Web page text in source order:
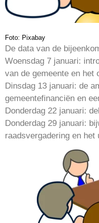
Foto: Pixabay
De data van de
Woensdag 7 januari:
van de gemeente en het
Dinsdag 13 januari: de
gemeentefinanciën en
Donderdag 22 januari:
Donderdag 29 januari:
raadsvergadering en